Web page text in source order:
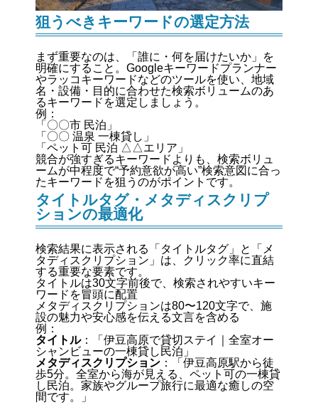
狙うべきキーワードの選定方法
まず重要なのは、「誰に・何を届けたいか」を
明確にすること。Googleキーワードプランナー
やラッコキーワードなどのツールを使い、地域
名・設備・目的に合わせた検索ボリュームのあ
るキーワードを選定しましょう。
例：
「〇〇市 民泊」
「〇〇 温泉 一棟貸し」
「ペット可 民泊 △△エリア」
競合が強すぎるキーワードよりも、検索ボリュ
ームが中程度で“予約意欲が高い”検索意図に合っ
たキーワードを狙うのがポイントです。
タイトルタグ・メタディスクリプ
ションの最適化
検索結果に表示される「タイトルタグ」と「メ
タディスクリプション」は、クリック率に直結
する重要な要素です。
タイトルは30文字前後で、検索されやすいキー
ワードを冒頭に配置
メタディスクリプションは80〜120文字で、施
設の魅力や安心感を伝える文言を含める
例：
タイトル：「伊豆高原で貸切ステイ｜全室オー
シャンビューの一棟貸し民泊」
メタディスクリプション ：「伊豆高原駅から徒
歩5分。全室から海が見える、ペット可の一棟貸
し民泊。家族やグループ旅行に最適な癒しの空
間です。」